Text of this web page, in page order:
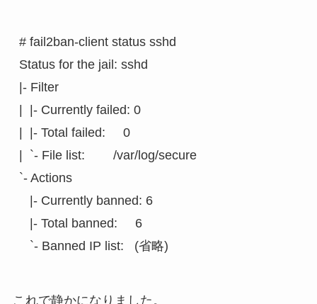
# fail2ban-client
Status for the jail: sshd
|- Filter
|  |- Currently failed: 0
|  |- Total failed:     0
|  `- File list:        /var/log/secure
`- Actions
   |- Currently banned: 6
   |- Total banned:     6
これで静かになりました。